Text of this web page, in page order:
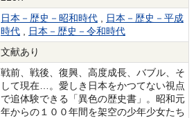
日本－歴史－昭和時代 , 日本－歴史－平成
時代 , 日本－歴史－令和時代
文献あり
戦前、戦後、復興、高度成長、バブル、そ
して現在…。愛しき日本をかつてない視点
で追体験できる「異色の歴史書」。昭和元
年からの１００年間を架空の少年少女たち